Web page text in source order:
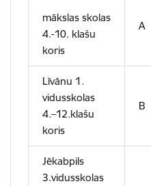
mākslas skolas
4.-10. klašu
koris
A
Līvānu 1.
vidusskolas
4.–12.klašu
koris
B
Jēkabpils
3.vidusskolas